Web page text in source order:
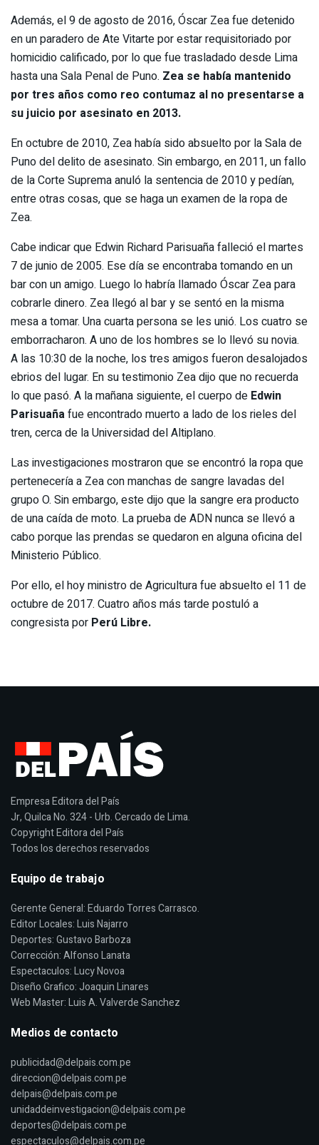
Además, el 9 de agosto de 2016, Óscar Zea fue detenido
en un paradero de Ate Vitarte por estar requisitoriado por
homicidio calificado, por lo que fue trasladado desde Lima
hasta una Sala Penal de Puno. Zea se había mantenido
por tres años como reo contumaz al no presentarse a
su juicio por asesinato en 2013.
En octubre de 2010, Zea había sido absuelto por la Sala de
Puno del delito de asesinato. Sin embargo, en 2011, un fallo
de la Corte Suprema anuló la sentencia de 2010 y pedían,
entre otras cosas, que se haga un examen de la ropa de
Zea.
Cabe indicar que Edwin Richard Parisuaña falleció el martes
7 de junio de 2005. Ese día se encontraba tomando en un
bar con un amigo. Luego lo habría llamado Óscar Zea para
cobrarle dinero. Zea llegó al bar y se sentó en la misma
mesa a tomar. Una cuarta persona se les unió. Los cuatro se
emborracharon. A uno de los hombres se lo llevó su novia.
A las 10:30 de la noche, los tres amigos fueron desalojados
ebrios del lugar. En su testimonio Zea dijo que no recuerda
lo que pasó. A la mañana siguiente, el cuerpo de Edwin
Parisuañafue encontrado muerto a lado de los rieles del
tren, cerca de la Universidad del Altiplano.
Las investigaciones mostraron que se encontró la ropa que
pertenecería a Zea con manchas de sangre lavadas del
grupo O. Sin embargo, este dijo que la sangre era producto
de una caída de moto. La prueba de ADN nunca se llevó a
cabo porque las prendas se quedaron en alguna oficina del
Ministerio Público.
Por ello, el hoy ministro de Agricultura fue absuelto el 11 de
octubre de 2017. Cuatro años más tarde postuló a
congresista por Perú Libre.
Empresa Editora del País
Jr, Quilca No. 324 - Urb. Cercado de Lima.
Copyright Editora del País
Todos los derechos reservados
Equipo de trabajo
Gerente General: Eduardo Torres Carrasco.
Editor Locales: Luis Najarro
Deportes: Gustavo Barboza
Corrección: Alfonso Lanata
Espectaculos: Lucy Novoa
Diseño Grafico: Joaquin Linares
Web Master: Luis A. Valverde Sanchez
Medios de contacto
publicidad@delpais.com.pe
direccion@delpais.com.pe
delpais@delpais.com.pe
unidaddeinvestigacion@delpais.com.pe
deportes@delpais.com.pe
espectaculos@delpais.com.pe